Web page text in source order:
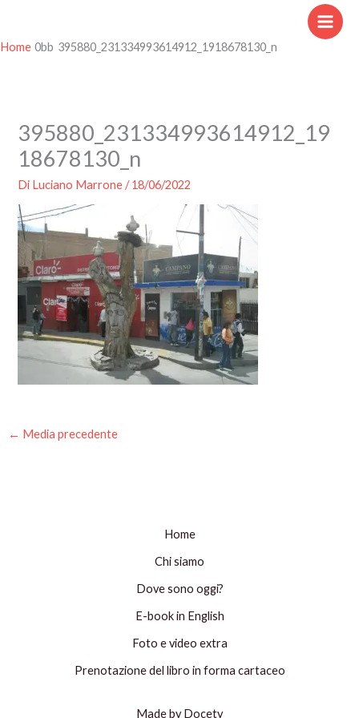
contenuto
Home 395880_231334993614912_1918678130_n
395880_231334993614912_19
18678130_n
Di Luciano Marrone/18/06/2022
← Media precedente
Home
Chi siamo
Dove sono oggi?
E-book in English
Foto e video extra
Prenotazione del libro in forma cartaceo
Made by Docety